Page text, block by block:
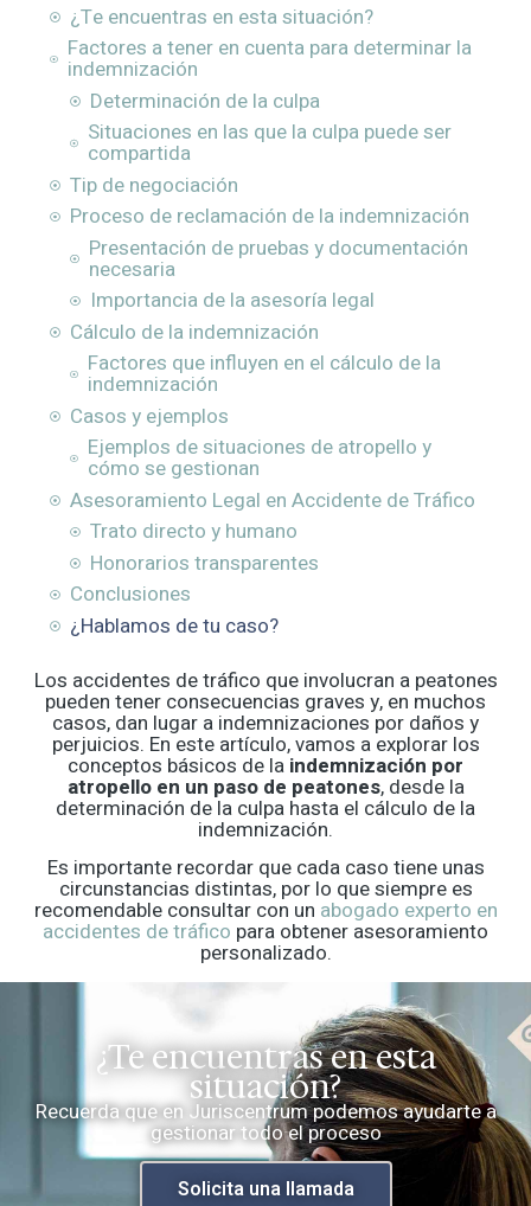
¿Te encuentras en esta situación?
Factores a tener en cuenta para determinar la
indemnización
Determinación de la culpa
Situaciones en las que la culpa puede ser
compartida
Tip de negociación
Proceso de reclamación de la indemnización
Presentación de pruebas y documentación
necesaria
Importancia de la asesoría legal
Cálculo de la indemnización
Factores que influyen en el cálculo de la
indemnización
Casos y ejemplos
Ejemplos de situaciones de atropello y
cómo se gestionan
Asesoramiento Legal en Accidente de Tráfico
Trato directo y humano
Honorarios transparentes
Conclusiones
¿Hablamos de tu caso?
Los accidentes de tráfico que involucran a peatones
pueden tener consecuencias graves y, en muchos
casos, dan lugar a indemnizaciones por daños y
perjuicios. En este artículo, vamos a explorar los
conceptos básicos de la indemnización por
atropello en un paso de peatones, desde la
determinación de la culpa hasta el cálculo de la
indemnización.
Es importante recordar que cada caso tiene unas
circunstancias distintas, por lo que siempre es
recomendable consultar con un abogado experto en
accidentes de tráfico para obtener asesoramiento
personalizado.
¿Te encuentras en esta
situación?
Recuerda que en Juriscentrum podemos ayudarte a
gestionar todo el proceso
Solicita una llamada